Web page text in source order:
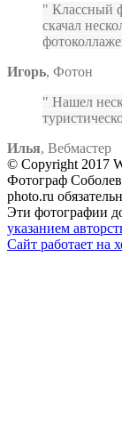
Классный
скачал
Игорь, Фотон
Нашел
Илья, Вебмастер
© Copyright 2017
Фотограф
photo.ru
Эти фотографии
указанием
Сайт работает на